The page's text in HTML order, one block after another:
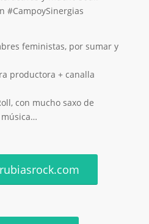
#CampoySinergias
feministas, por sumar y
productora + canalla
con mucho saxo de